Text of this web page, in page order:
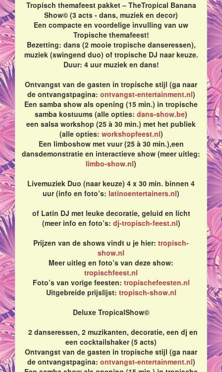
Tropisch themafeest pakket – TheTropical Banana
Show© (3 acts - dans, muziek en decor)
Een compacte en voordelige invulling van uw
Tropische themafeest!
Bezetting: dans (2 mooie tropische danseressen),
muziek (swingend duo) of tropische DJ naar keuze.
Duur: 4 uur muziek en dans!
Ontvangst van de gasten in tropische stijl (ga naar
de ontvangstpagina: ontvangst-entertainment.nl)
Een samba show als opening (15 min.) in tropische
samba kostuums (alle opties: dans-show.be)
een salsa workshop (25 à 30 min.) met het publiek
(alle opties: workshopfeest.nl)
Een limboshow met vuur (25 à 30 min.),een
dansdemonstratie en interactieve show (meer uitleg:
limbo-show.nl)
Livemuziek Duo (naar keuze) 4 x 30 min. binnen 4
uur (info en foto’s: latinoentertainers.nl)
of Latin DJ met leuke decoratie, geluid en licht
(meer info en foto’s: dj-tropisch-feest.nl)
Prijzen van de shows vindt u je hier: tropisch-
show.nl
Meer uitleg en foto’s van deze show:
tropischfeest.nl
Foto’s van vorige feesten: tropischefeesten.nl
Uitgebreide prijslijst: tropisch-show.nl
Deluxe TropicalShow©
2 danseressen, 2 muzikanten, decoratie, een dj en
een cocktailshaker (5 acts)
Ontvangst van de gasten in tropische stijl (ga naar
de ontvangstpagina: ontvangst-entertainment.nl)